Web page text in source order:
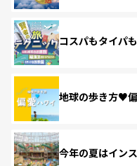
コスパもタイパ
地球の歩き方♥
今年の夏はイン